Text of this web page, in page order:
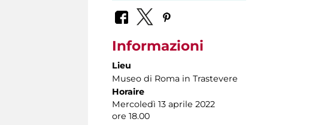
Informazioni
Lieu
Museo di Roma in Trastevere
Horaire
Mercoledì 13 aprile 2022
ore 18.00